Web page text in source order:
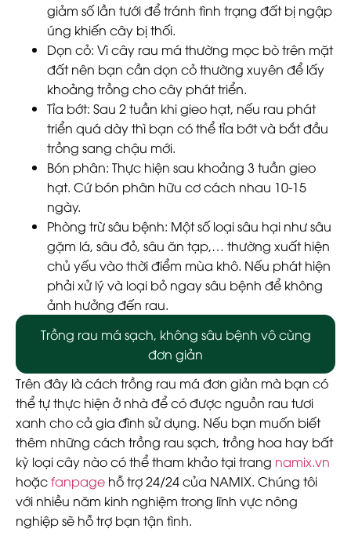
giảm số lần tưới để tránh tình trạng đất bị ngập
úng khiến cây bị thối.
Dọn cỏ: Vì cây rau má thường mọc bò trên mặt
đất nên bạn cần dọn cỏ thường xuyên để lấy
khoảng trồng cho cây phát triển.
Tỉa bớt: Sau 2 tuần khi gieo hạt, nếu rau phát
triển quá dày thì bạn có thể tỉa bớt và bắt đầu
trồng sang chậu mới.
Bón phân: Thực hiện sau khoảng 3 tuần gieo
hạt. Cứ bón phân hữu cơ cách nhau 10-15
ngày.
Phòng trừ sâu bệnh: Một số loại sâu hại như sâu
gặm lá, sâu đỏ, sâu ăn tạp,… thường xuất hiện
chủ yếu vào thời điểm mùa khô. Nếu phát hiện
phải xử lý và loại bỏ ngay sâu bệnh để không
ảnh hưởng đến rau.
Trồng rau má sạch, không sâu bệnh vô cùng
đơn giản
Trên đây là cách trồng rau má đơn giản mà bạn có
thể tự thực hiện ở nhà để có được nguồn rau tươi
xanh cho cả gia đình sử dụng. Nếu bạn muốn biết
thêm những cách trồng rau sạch, trồng hoa hay bất
kỳ loại cây nào có thể tham khảo tại trang namix.vn
hoặcfanpage hỗ trợ 24/24 của NAMIX. Chúng tôi
với nhiều năm kinh nghiệm trong lĩnh vực nông
nghiệp sẽ hỗ trợ bạn tận tình.